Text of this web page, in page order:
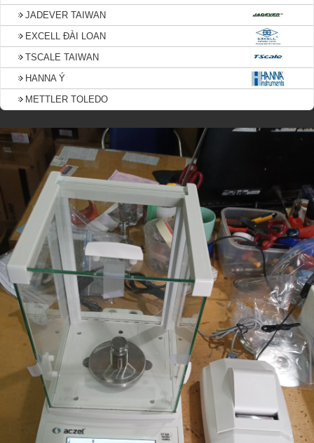
JADEVER TAIWAN
EXCELL ĐÀI LOAN
TSCALE TAIWAN
HANNA Ý
METTLER TOLEDO